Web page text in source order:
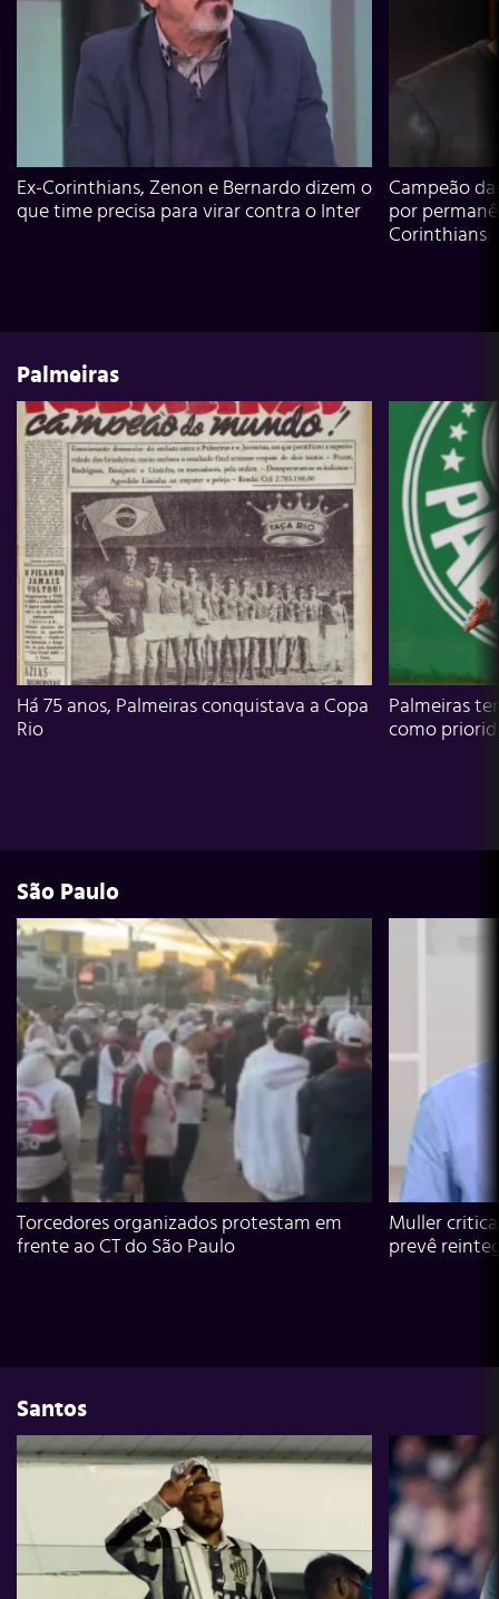
Ex-Corinthians, Zenon e Bernardo dizem o
que time precisa para virar contra o Inter
Campeão
por
Corinthians
Palmeiras
Há 75 anos, Palmeiras conquistava a Copa
Rio
Palmeiras
como
São Paulo
Torcedores organizados protestam em
frente ao CT do São Paulo
Muller
prevê
Santos